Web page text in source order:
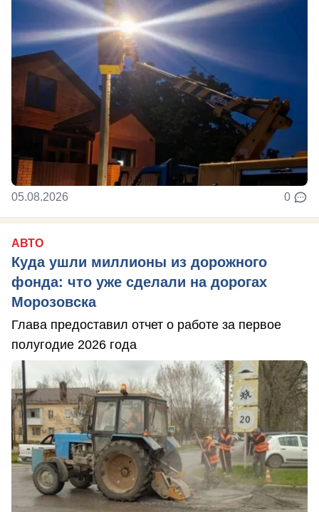
05.08.2026 0
АВТО
Куда ушли миллионы из дорожного
фонда: что уже сделали на дорогах
Морозовска
Глава предоставил отчет о работе за первое
полугодие 2026 года